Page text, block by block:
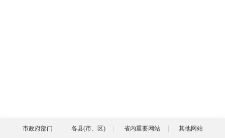
市政府部门 各县(市、区) 省内重要网站 其他网站